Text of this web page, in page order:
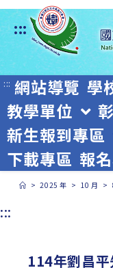
跳
轉
至
主
要
內
容
:::
::: 網站導覽 學
教學單位
新生報到專區
下載專區 報
> 2025 年 > 10 月 >
:::
114年劉昌